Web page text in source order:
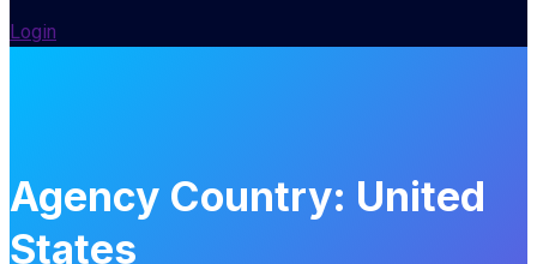
Login
Agency Country: United
States